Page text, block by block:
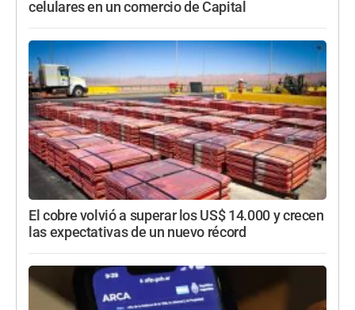
celulares en un comercio de Capital
El cobre volvió a superar los US$ 14.000 y crecen
las expectativas de un nuevo récord